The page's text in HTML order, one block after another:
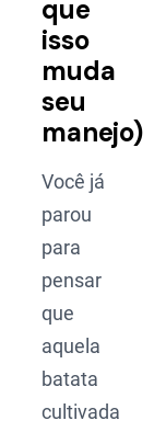
que
isso
muda
seu
manejo)
Você já
parou
para
pensar
que
aquela
batata
cultivada